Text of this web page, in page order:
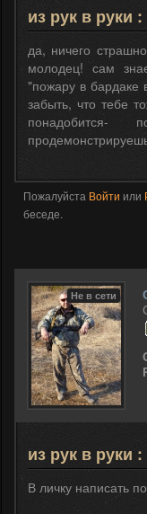
из рук в руки
да, ничего
молодец! сам
"пожару в бардаке
забыть, что тебе
понадобится-
Пожалуйста Войти или
беседе.
Не в сети
из рук в руки
В личку написать